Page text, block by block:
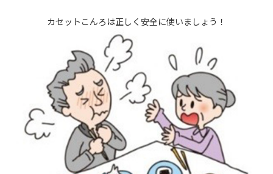
カセットこんろは正しく安全に使いましょう！